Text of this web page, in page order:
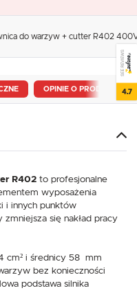
do warzyw + cutter R402
OPINIE O PRODUKCIE
R402 to profesjonalne
wyposażenia
i innych punktów
się nakład pracy
cm² i średnicy 58 mm
bez konieczności
podstawa silnika
SEE REVIEWS
4.7